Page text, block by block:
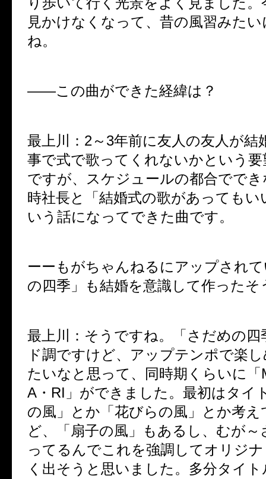
見かけなくなって、昔の風習みた
ね。
――この曲ができた経緯は？
最上川： 2～ 3年前に友人の友人が結
事で式で歌ってくれないかという
ですが、スケジュールの都合でで
時社長と「結婚式の歌があってもい
いう話になってできた曲です。
ーーもがちゃんねるにアップされ
の四季」も結婚を意識して作ったそ
最上川：そうですね。「さだめの四
ド調ですけど、アップテンポで楽
たいなと思って、同時期くらいに「
A ・ RI 」ができました。最初はタイ
の風」とか「花びらの風」とか考
ど、「扇子の風」もあるし、むが～
ってるんでこれを強調してオリジ
く出そうと思いました。多分タイ